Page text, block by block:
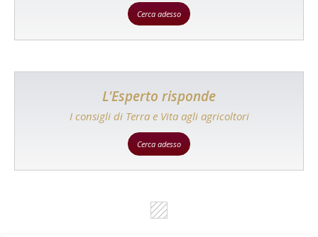
Cerca adesso
L'Esperto risponde
I consigli di Terra e Vita agli agricoltori
Cerca adesso